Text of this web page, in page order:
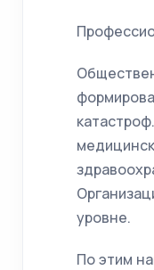
уровне.
По этим